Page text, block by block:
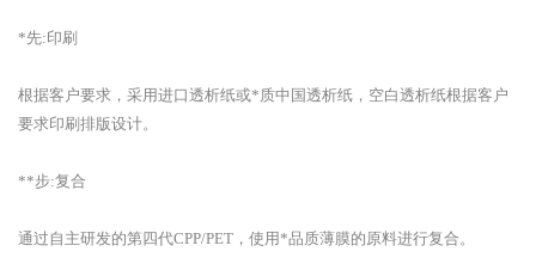
*先:印刷
根据客户要求，采用进口透析纸或*质中国透析纸，空白透析纸根据客户
要求印刷排版设计。
**步:复合
通过自主研发的第四代CPP/PET，使用*品质薄膜的原料进行复合。